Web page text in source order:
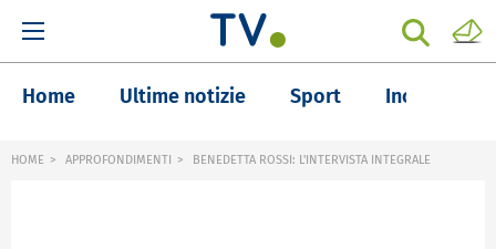
Home Ultime notizie Sport Inchieste
HOME APPROFONDIMENTI BENEDETTA ROSSI: L'INTERVISTA INTEGRALE